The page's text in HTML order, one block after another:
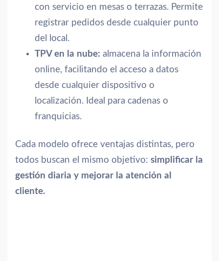
con servicio en mesas o terrazas. Permite
registrar pedidos desde cualquier punto
del local.
TPV en la nube: almacena la información
online, facilitando el acceso a datos
desde cualquier dispositivo o
localización. Ideal para cadenas o
franquicias.
Cada modelo ofrece ventajas distintas, pero
todos buscan el mismo objetivo: simplificar la
gestión diaria y mejorar la atención al
cliente.